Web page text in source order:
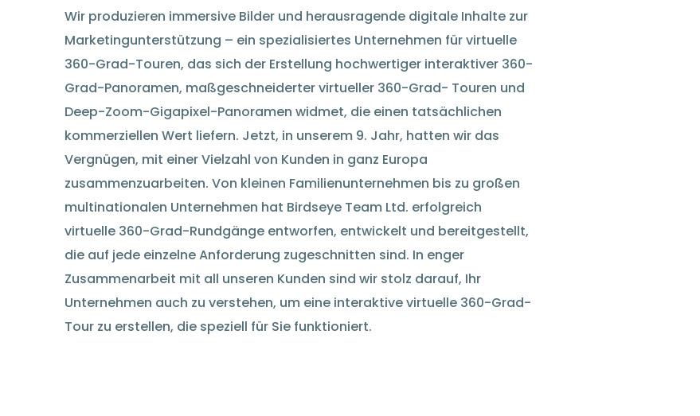
Wir produzieren immersive Bilder und herausragende digitale Inhalte zur
Marketingunterstützung – ein spezialisiertes Unternehmen für virtuelle
360-Grad-Touren, das sich der Erstellung hochwertiger interaktiver 360-
Grad-Panoramen, maßgeschneiderter virtueller 360-Grad- Touren und
Deep-Zoom-Gigapixel-Panoramen widmet, die einen tatsächlichen
kommerziellen Wert liefern. Jetzt, in unserem 9. Jahr, hatten wir das
Vergnügen, mit einer Vielzahl von Kunden in ganz Europa
zusammenzuarbeiten. Von kleinen Familienunternehmen bis zu großen
multinationalen Unternehmen hat Birdseye Team Ltd. erfolgreich
virtuelle 360-Grad-Rundgänge entworfen, entwickelt und bereitgestellt,
die auf jede einzelne Anforderung zugeschnitten sind. In enger
Zusammenarbeit mit all unseren Kunden sind wir stolz darauf, Ihr
Unternehmen auch zu verstehen, um eine interaktive virtuelle 360-Grad-
Tour zu erstellen, die speziell für Sie funktioniert.